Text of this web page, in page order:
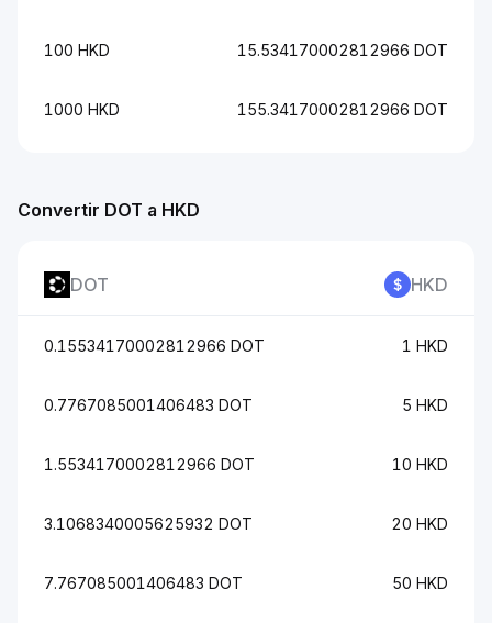
Convertir DOT a HKD
DOT HKD
0.15534170002812966 DOT 1 HKD
0.7767085001406483 DOT 5 HKD
1.5534170002812966 DOT 10 HKD
3.1068340005625932 DOT 20 HKD
7.767085001406483 DOT 50 HKD
100 HKD 15.534170002812966 DOT
1000 HKD 155.34170002812966 DOT